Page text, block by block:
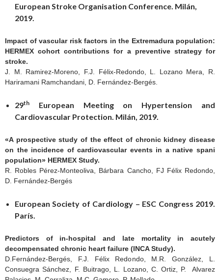
European Stroke Organisation Conference. Milán,
2019.
Impact of vascular risk factors in the Extremadura population:
HERMEX cohort contributions for a preventive strategy for
stroke.
J. M. Ramirez-Moreno, F.J. Félix-Redondo, L. Lozano Mera, R.
Hariramani Ramchandani, D. Fernández-Bergés.
29th
European Meeting on Hypertension and
Cardiovascular Protection. Milán, 2019.
«A prospective study of the effect of chronic kidney disease
on the incidence of cardiovascular events in a native spani
population» HERMEX Study.
R. Robles Pérez-Monteoliva, Bárbara Cancho, FJ Félix Redondo,
D. Fernández-Bergés
European Society of Cardiology – ESC Congress 2019.
París.
Predictors of in-hospital and late mortality in acutely
decompensated chronic heart failure (INCA Study).
D.Fernández-Bergés, F.J. Félix Redondo, M.R. González, L.
Consuegra Sánchez, F. Buitrago, L. Lozano, C. Ortiz, P. Alvarez